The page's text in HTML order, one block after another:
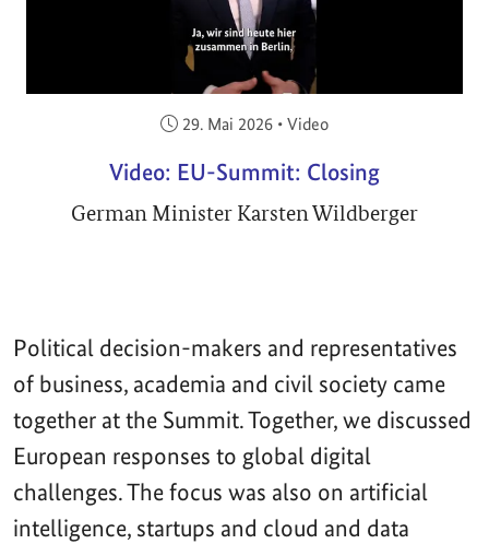
Veröffentlicht am:
29. Mai 2026 • Video
Video: EU-Summit: Closing
German Minister Karsten Wildberger
Political decision-makers and representatives
of business, academia and civil society came
together at the Summit. Together, we discussed
European responses to global digital
challenges. The focus was also on artificial
intelligence, startups and cloud and data